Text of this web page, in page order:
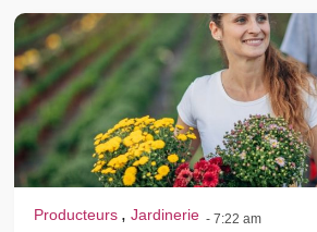
Producteurs , Jardinerie - 7:22 am